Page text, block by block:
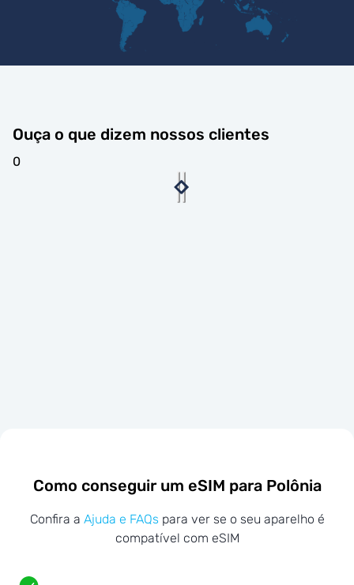
Ouça o que dizem nossos clientes
0
Como conseguir um eSIM para Polônia
Confira a Ajuda e FAQs para ver se o seu aparelho é
compatível com eSIM